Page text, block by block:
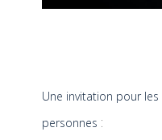
Une invitation pour les
personnes :